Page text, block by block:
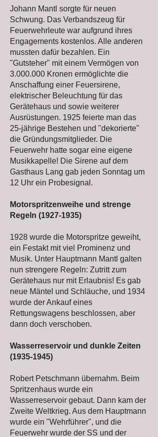
Johann Mantl sorgte für neuen
Schwung. Das Verbandszeug für
Feuerwehrleute war aufgrund ihres
Engagements kostenlos. Alle anderen
mussten dafür bezahlen. Ein
"Gutsteher" mit einem Vermögen von
3.000.000 Kronen ermöglichte die
Anschaffung einer Feuersirene,
elektrischer Beleuchtung für das
Gerätehaus und sowie weiterer
Ausrüstungen. 1925 feierte man das
25-jährige Bestehen und "dekorierte"
die Gründungsmitglieder. Die
Feuerwehr hatte sogar eine eigene
Musikkapelle! Die Sirene auf dem
Gasthaus Lang gab jeden Sonntag um
12 Uhr ein Probesignal.
Motorspritzenweihe und strenge
Regeln (1927-1935)
1928 wurde die Motorspritze geweiht,
ein Festakt mit viel Prominenz und
Musik. Unter Hauptmann Mantl galten
nun strengere Regeln: Zutritt zum
Gerätehaus nur mit Erlaubnis! Es gab
neue Mäntel und Schläuche, und 1934
wurde der Ankauf eines
Rettungswagens beschlossen, aber
dann doch verschoben.
Wasserreservoir und dunkle Zeiten
(1935-1945)
Robert Petschmann übernahm. Beim
Spritzenhaus wurde ein
Wasserreservoir gebaut. Dann kam der
Zweite Weltkrieg. Aus dem Hauptmann
wurde ein "Wehrführer", und die
Feuerwehr wurde der SS und der